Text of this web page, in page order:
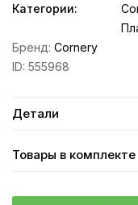
Категории:
Бренд: Cornery
ID: 555968
Детали
Товары в комплекте